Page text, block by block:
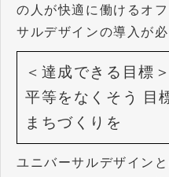
の人が快適に働けるオ
サルデザインの導入が必
＜達成できる目標＞
平等をなくそう
目
まちづくりを
ユニバーサルデザイン